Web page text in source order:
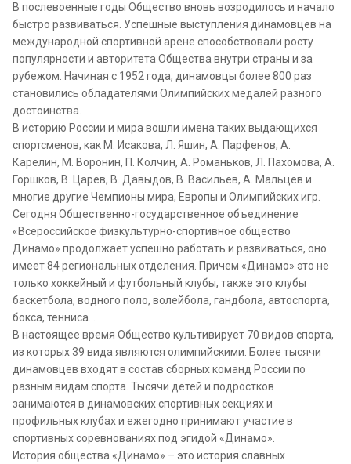
В послевоенные годы Общество вновь возродилось и начало
быстро развиваться. Успешные выступления динамовцев на
международной спортивной арене способствовали росту
популярности и авторитета Общества внутри страны и за
рубежом. Начиная с 1952 года, динамовцы более 800 раз
становились обладателями Олимпийских медалей разного
достоинства.
В историю России и мира вошли имена таких выдающихся
спортсменов, как М. Исакова, Л. Яшин, А. Парфенов, А.
Карелин, М. Воронин, П. Колчин, А. Романьков, Л. Пахомова, А.
Горшков, В. Царев, В. Давыдов, В. Васильев, А. Мальцев и
многие другие Чемпионы мира, Европы и Олимпийских игр.
Сегодня Общественно-государственное объединение
«Всероссийское физкультурно-спортивное общество
Динамо» продолжает успешно работать и развиваться, оно
имеет 84 региональных отделения. Причем «Динамо» это не
только хоккейный и футбольный клубы, также это клубы
баскетбола, водного поло, волейбола, гандбола, автоспорта,
бокса, тенниса…
В настоящее время Общество культивирует 70 видов спорта,
из которых 39 вида являются олимпийскими. Более тысячи
динамовцев входят в состав сборных команд России по
разным видам спорта. Тысячи детей и подростков
занимаются в динамовских спортивных секциях и
профильных клубах и ежегодно принимают участие в
спортивных соревнованиях под эгидой «Динамо».
История общества «Динамо» – это история славных